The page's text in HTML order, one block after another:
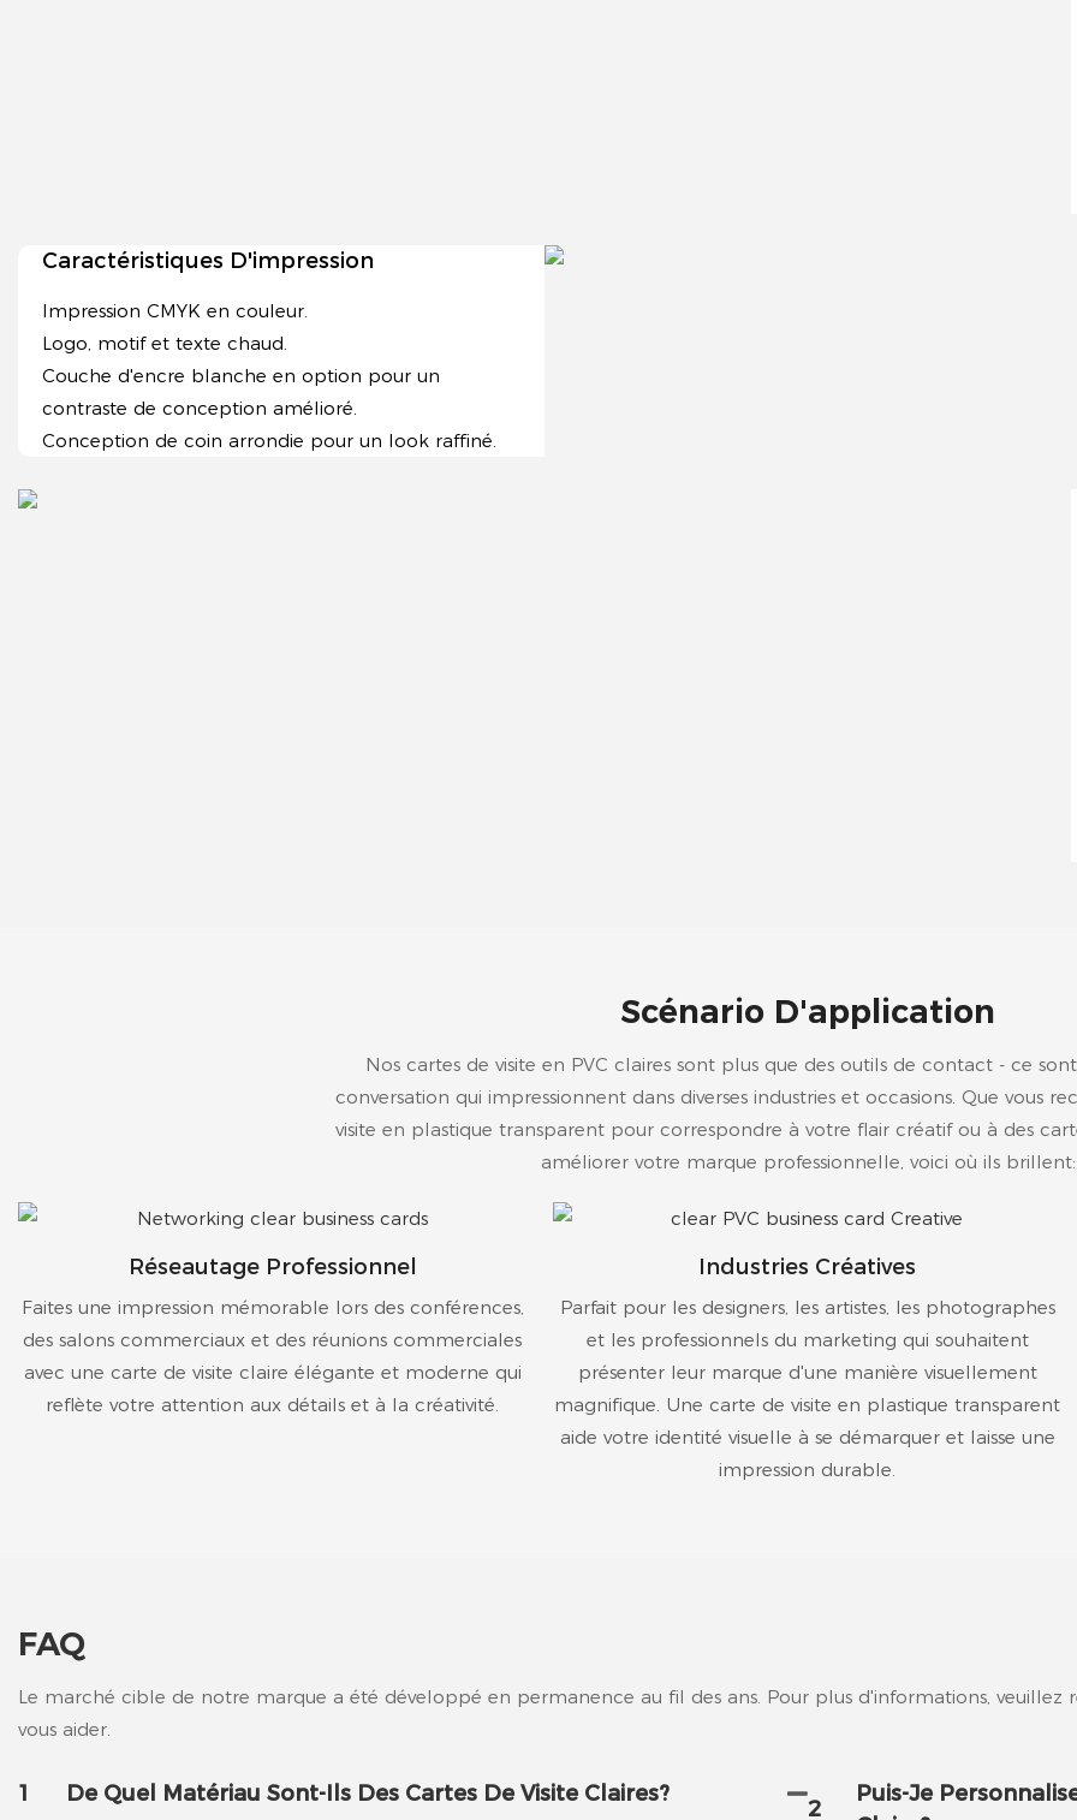
Caractéristiques D'impression
Impression CMYK en couleur.
Logo, motif et texte chaud.
Couche d'encre blanche en option pour un
contraste de conception amélioré.
Conception de coin arrondie pour un look raffiné.
Scénario D'application
Nos cartes de visite en PVC claires sont plus que des outils de contact - ce
conversation qui impressionnent dans diverses industries et occasions. Que vous
visite en plastique transparent pour correspondre à votre flair créatif ou à des
améliorer votre marque professionnelle, voici où ils brillent:
Réseautage Professionnel
Faites une impression mémorable lors des conférences,
des salons commerciaux et des réunions commerciales
avec une carte de visite claire élégante et moderne qui
reflète votre attention aux détails et à la créativité.
Industries Créatives
Parfait pour les designers, les artistes, les photographes
et les professionnels du marketing qui souhaitent
présenter leur marque d'une manière visuellement
magnifique. Une carte de visite en plastique transparent
aide votre identité visuelle à se démarquer et laisse une
impression durable.
FAQ
Le marché cible de notre marque a été développé en permanence au fil des ans. Pour plus d'informations, veuillez
vous aider.
1 De Quel Matériau Sont-Ils Des Cartes De Visite Claires?
2
Puis-Je